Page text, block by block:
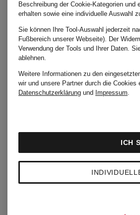
CRISTOL
MINI
59,99 €
Bestpreis:
50,99 €
149,99 €
Beschreibung der Cookie-Kategorien
erhalten sowie eine individuelle Auswahl
Sie können Ihre Tool-Auswahl jederzeit
Fußbereich unserer Webseite). Der
Verwendung der Tools und Ihrer Daten.
ablehnen.
Weitere Informationen zu den
wir und unsere Partner durch die Cookies
Datenschutzerklärung und Impressum.
ICH